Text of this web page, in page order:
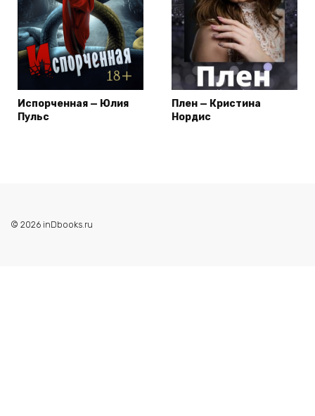
Испорченная — Юлия
Пульс
Плен — Кристина
Нордис
© 2026 inDbooks.ru